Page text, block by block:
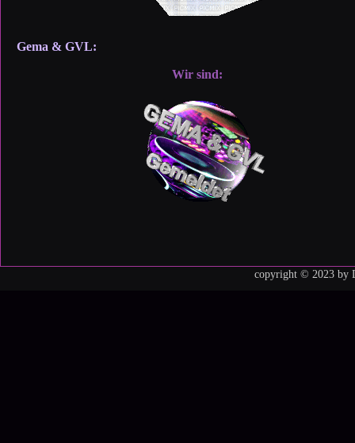
Gema & GVL:
Wir sind:
copyright © 2023 by